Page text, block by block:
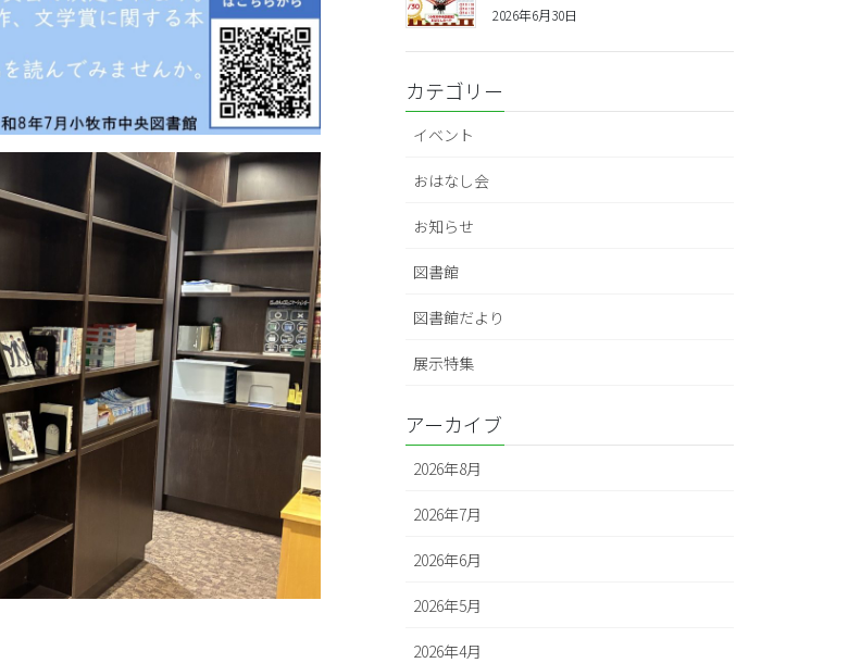
2026年6月30日
カテゴリー
イベント
おはなし会
お知らせ
図書館
図書館だより
展示特集
アーカイブ
2026年8月
2026年7月
2026年6月
2026年5月
2026年4月